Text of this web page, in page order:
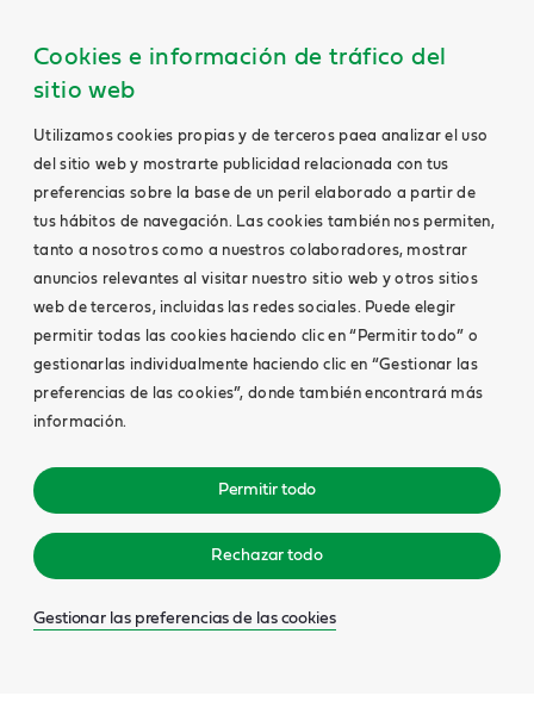
Cookies e información de tráfico del
sitio web
Utilizamos cookies propias y de terceros paea analizar el uso
del sitio web y mostrarte publicidad relacionada con tus
preferencias sobre la base de un peril elaborado a partir de
tus hábitos de navegación. Las cookies también nos permiten,
tanto a nosotros como a nuestros colaboradores, mostrar
anuncios relevantes al visitar nuestro sitio web y otros sitios
web de terceros, incluidas las redes sociales. Puede elegir
permitir todas las cookies haciendo clic en “Permitir todo” o
gestionarlas individualmente haciendo clic en “Gestionar las
preferencias de las cookies”, donde también encontrará más
información.
Permitir todo
Rechazar todo
Gestionar las preferencias de las cookies